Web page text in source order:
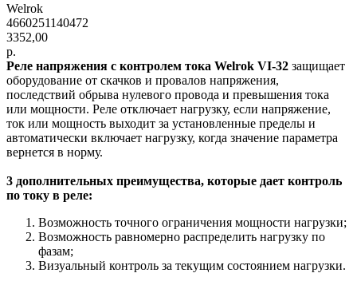
Welrok
4660251140472
3352,00
р.
Реле напряжения с контролем тока Welrok VI-32 защищает
оборудование от скачков и провалов напряжения,
последствий обрыва нулевого провода и превышения тока
или мощности. Реле отключает нагрузку, если напряжение,
ток или мощность выходит за установленные пределы и
автоматически включает нагрузку, когда значение параметра
вернется в норму.
3 дополнительных преимущества, которые дает контроль
по току в реле:
Возможность точного ограничения мощности нагрузки;
Возможность равномерно распределить нагрузку по
фазам;
Визуальный контроль за текущим состоянием нагрузки.